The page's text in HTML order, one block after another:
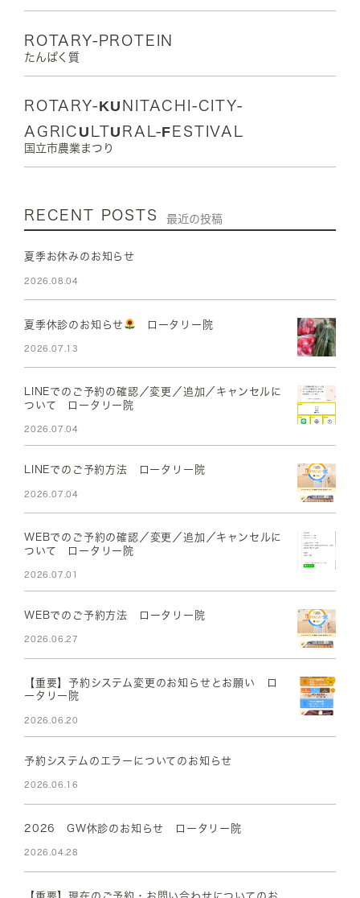
ROTARY-PROTEIN
たんぱく質
ROTARY-KUNITACHI-CITY-
AGRICULTURAL-FESTIVAL
国立市農業まつり
RECENT POSTS 最近の投稿
夏季お休みのお知らせ
2026.08.04
夏季休診のお知らせ ロータリー院
2026.07.13
LINEでのご予約の確認／変更／追加／キャンセルに
ついて ロータリー院
2026.07.04
LINEでのご予約方法 ロータリー院
2026.07.04
WEBでのご予約の確認／変更／追加／キャンセルに
ついて ロータリー院
2026.07.01
WEBでのご予約方法 ロータリー院
2026.06.27
【重要】予約システム変更のお知らせとお願い ロ
ータリー院
2026.06.20
予約システムのエラーについてのお知らせ
2026.06.16
2026 GW休診のお知らせ ロータリー院
2026.04.28